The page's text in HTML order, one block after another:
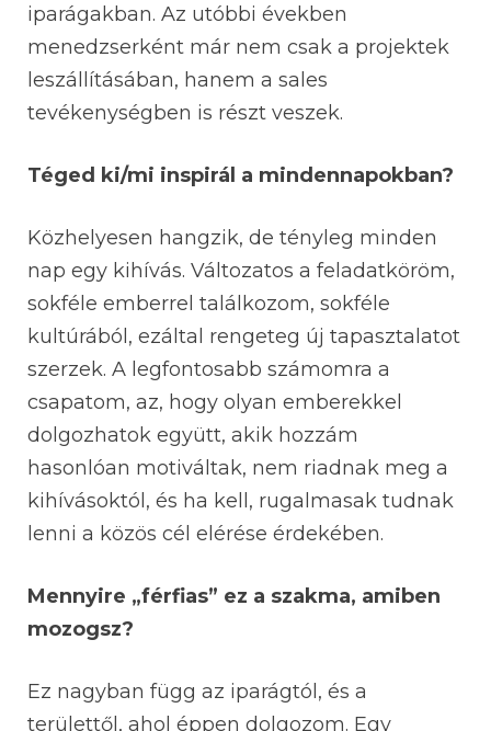
iparágakban. Az utóbbi években
menedzserként már nem csak a projektek
leszállításában, hanem a sales
tevékenységben is részt veszek.
Téged ki/mi inspirál a mindennapokban?
Közhelyesen hangzik, de tényleg minden
nap egy kihívás. Változatos a feladatköröm,
sokféle emberrel találkozom, sokféle
kultúrából, ezáltal rengeteg új tapasztalatot
szerzek. A legfontosabb számomra a
csapatom, az, hogy olyan emberekkel
dolgozhatok együtt, akik hozzám
hasonlóan motiváltak, nem riadnak meg a
kihívásoktól, és ha kell, rugalmasak tudnak
lenni a közös cél elérése érdekében.
Mennyire „férfias” ez a szakma, amiben
mozogsz?
Ez nagyban függ az iparágtól, és a
területtől, ahol éppen dolgozom. Egy